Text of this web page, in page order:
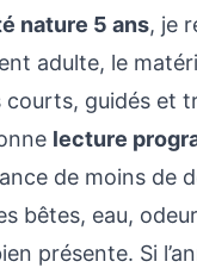
nature 5 ans, je
adulte, le
courts, guidés et
lecture
de moins de
bêtes, eau,
présente. Si